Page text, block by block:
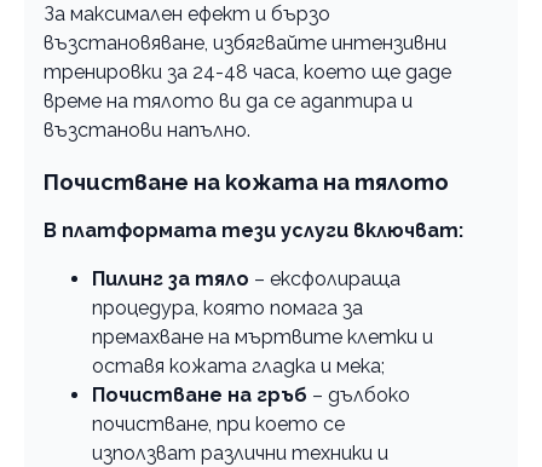
За максимален ефект и бързо
възстановяване, избягвайте интензивни
тренировки за 24-48 часа, което ще даде
време на тялото ви да се адаптира и
възстанови напълно.
Почистване на кожата на тялото
В платформата тези услуги включват:
Пилинг за тяло – ексфолираща
процедура, която помага за
премахване на мъртвите клетки и
оставя кожата гладка и мека;
Почистване на гръб – дълбоко
почистване, при което се
използват различни техники и